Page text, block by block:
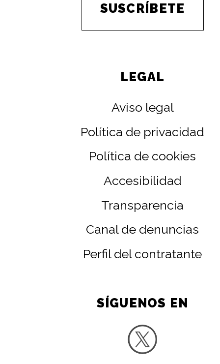
SUSCRÍBETE
LEGAL
Aviso legal
Política de privacidad
Política de cookies
Accesibilidad
Transparencia
Canal de denuncias
Perfil del contratante
SÍGUENOS EN